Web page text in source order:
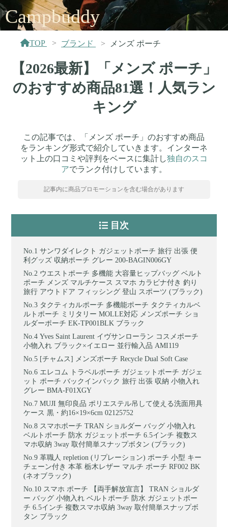
Campbuddy
TOP ブランド メンズ ポーチ
【2026最新】「メンズ ポーチ」
のおすすめ商品81選！人気ラン
キング
この記事では、「メンズ ポーチ」のおすすめ商品
をランキング形式で紹介していきます。インターネ
ット上の口コミや評判をベースに集計し独自のスコ
アでランク付けしています。
記事内に商品プロモーションを含む場合があります
目次
サンワダイレクト ガジェットポーチ 旅行 出張 便
利グッズ 収納ポーチ グレー 200-BAGIN006GY
ウエストポーチ 多機能 大容量ヒップバッグ ベルト
ポーチ メンズ マルチケース スマホ カラビナ付き 釣り
旅行 アウトドア フィッシング 登山 スポーツ (ブラック)
タクティカルポーチ 多機能ポーチ タクティカルベ
ルトポーチ ミリタリー MOLLE対応 メンズポーチ ショ
ルダーポーチ EK-TP001BLK ブラック
Yves Saint Laurent イヴサンローラン コスメポーチ
小物入れ ブラック×イエロー 並行輸入品 AMI119
[チャムス] メンズポーチ Recycle Dual Soft Case
エレコム トラベルポーチ ガジェットポーチ ガジェ
ット ポーチ バックインバック 旅行 出張 収納 小物入れ
グレー BMA-F01XGY
MUJI 無印良品 ポリエステル吊して使える洗面用具
ケース 黒・約16×19×6cm 02125752
スマホポーチ TRAN ショルダー バッグ 小物入れ
ベルトポーチ 防水 ガジェットポーチ 6.5インチ 複数ス
マホ収納 3way 取付簡単スナップボタン (ブラック)
革職人 repletion (リプレーション) ポーチ 小型 キー
チェーン付き 本革 栃木レザー マルチ ポーチ RF002 BK
(ネオブラック)
スマホ ポーチ 【両手解放宣言】 TRAN ショルダ
ー バッグ 小物入れ ベルトポーチ 防水 ガジェットポー
チ 6.5インチ 複数スマホ収納 3way 取付簡単スナップボ
タン ブラック